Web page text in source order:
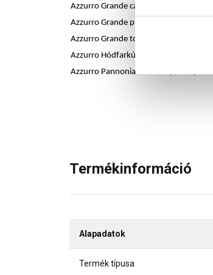
Azzurro Grande castello alapcserép
Azzurro Grande provence alapcserép
Azzurro Grande toscana alapcserép
Azzurro Hódfarkú castello alapcserép
Azzurro Pannonia antik alapcserép
Termékinformáció
Alapadatok
Termék típusa